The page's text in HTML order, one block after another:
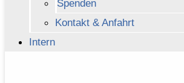
Spenden
Kontakt & Anfahrt
Intern